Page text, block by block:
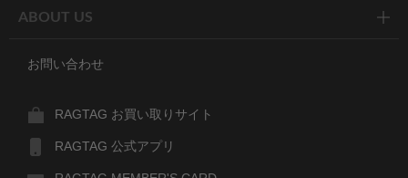
ABOUT US
お問い合わせ
RAGTAG お買い取りサイト
RAGTAG 公式アプリ